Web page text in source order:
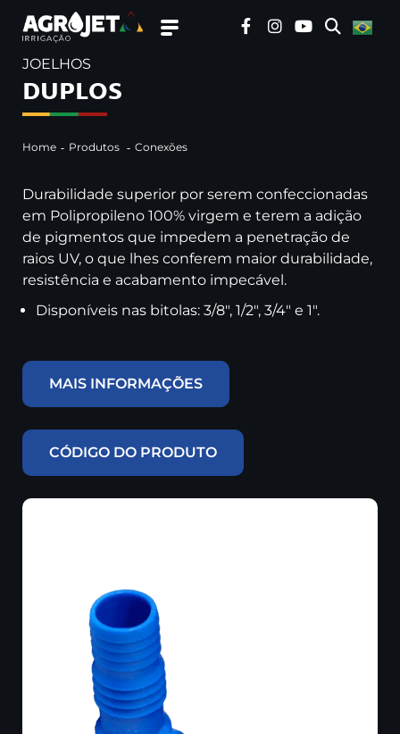
JOELHOS
DUPLOS
Home Produtos Conexões
Durabilidade superior por serem confeccionadas
em Polipropileno 100% virgem e terem a adição
de pigmentos que impedem a penetração de
raios UV, o que lhes conferem maior durabilidade,
resistência e acabamento impecável.
Disponíveis nas bitolas: 3/8″, 1/2″, 3/4″ e 1″.
MAIS INFORMAÇÕES
CÓDIGO DO PRODUTO